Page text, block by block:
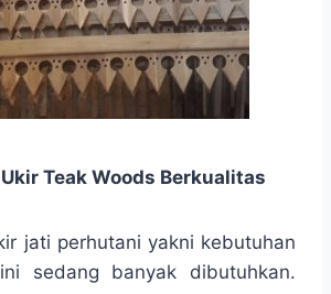
Teak Woods Berkualitas
jati perhutani yakni kebutuhan
sedang banyak dibutuhkan.